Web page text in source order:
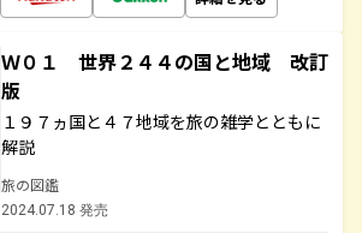
Ｗ０１ 世界２４４の国と地域 改訂
版
１９７ヵ国と４７地域を旅の雑学とともに
解説
旅の図鑑
2024.07.18 発売